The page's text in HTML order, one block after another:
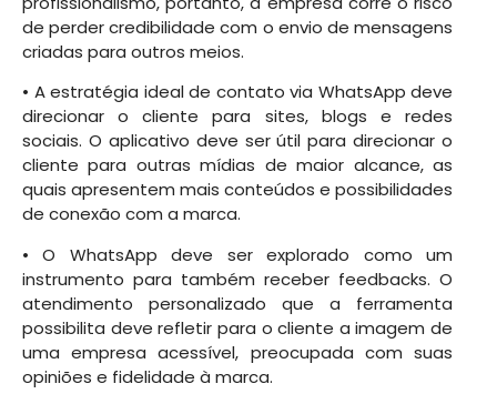
de perder credibilidade com o envio de mensagens
criadas para outros meios.
• A estratégia ideal de contato via WhatsApp deve
direcionar o cliente para sites, blogs e redes
sociais. O aplicativo deve ser útil para direcionar o
cliente para outras mídias de maior alcance, as
quais apresentem mais conteúdos e possibilidades
de conexão com a marca.
• O WhatsApp deve ser explorado como um
instrumento para também receber feedbacks. O
atendimento personalizado que a ferramenta
possibilita deve refletir para o cliente a imagem de
uma empresa acessível, preocupada com suas
opiniões e fidelidade à marca.